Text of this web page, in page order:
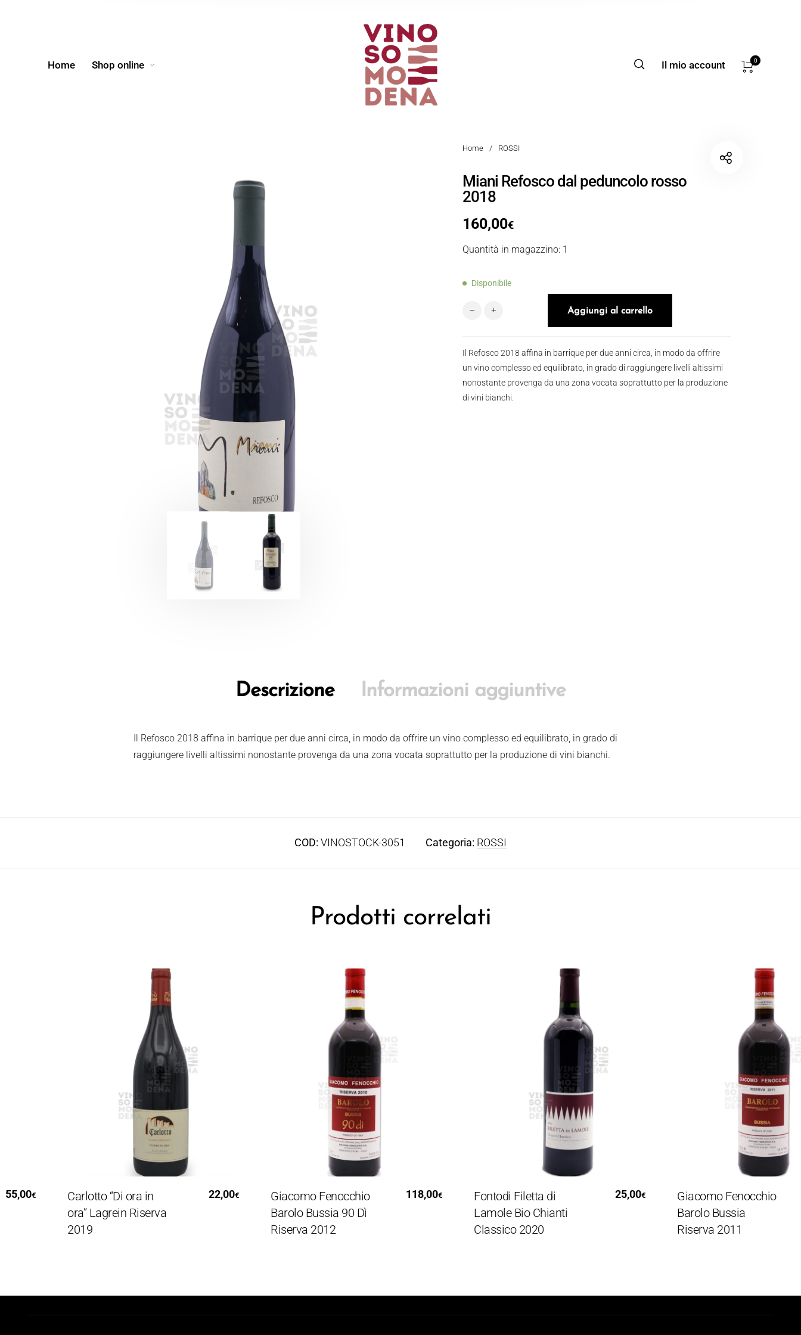
Home Shop online Il mio account 0
Home / ROSSI
Miani Refosco dal peduncolo rosso
2018
160,00€
Quantità in magazzino: 1
Disponibile
Miani Refosco dal peduncolo rosso 2018 quantità
Aggiungi al carrello
Il Refosco 2018 affina in barrique per due anni circa, in modo da offrire
un vino complesso ed equilibrato, in grado di raggiungere livelli altissimi
nonostante provenga da una zona vocata soprattutto per la produzione
di vini bianchi.
Descrizione Informazioni aggiuntive
Il Refosco 2018 affina in barrique per due anni circa, in modo da offrire un vino complesso ed equilibrato, in grado di
raggiungere livelli altissimi nonostante provenga da una zona vocata soprattutto per la produzione di vini bianchi.
COD: VINOSTOCK-3051 Categoria: ROSSI
Prodotti correlati
Giacomo Fenocchio
Barolo Bussia 90 Dì
Riserva 2012
118,00€
Fontodi Filetta di
Lamole Bio Chianti
Classico 2020
25,00€
Giacomo Fenocchio
Barolo Bussia
Riserva 2011
€
Carlotto “Di ora in
ora” Lagrein Riserva
2019
22,00€